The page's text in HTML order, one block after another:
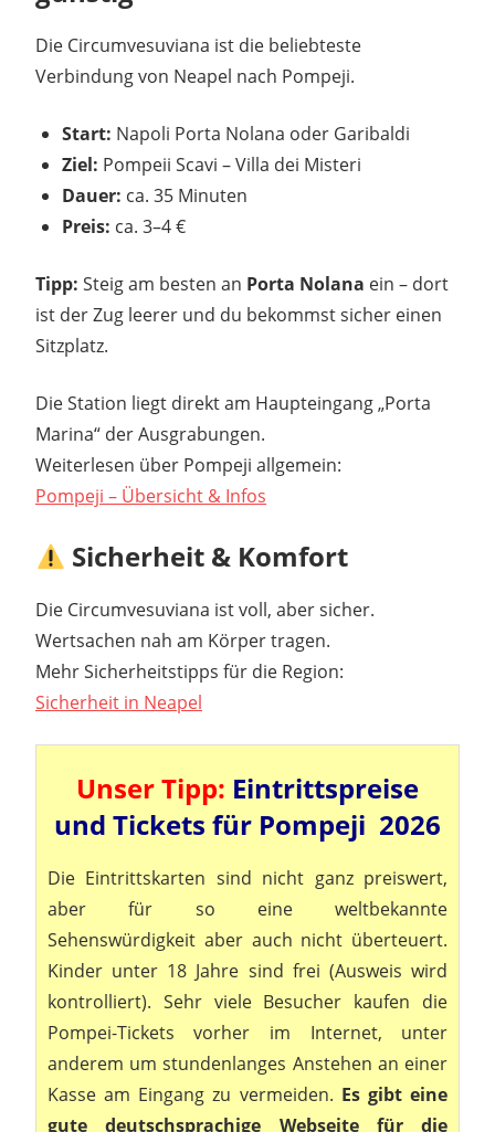
Die Circumvesuviana ist die beliebteste
Verbindung von Neapel nach Pompeji.
Start: Napoli Porta Nolana oder Garibaldi
Ziel: Pompeii Scavi – Villa dei Misteri
Dauer: ca. 35 Minuten
Preis: ca. 3–4 €
Tipp: Steig am besten an Porta Nolana ein – dort
ist der Zug leerer und du bekommst sicher einen
Sitzplatz.
Die Station liegt direkt am Haupteingang „Porta
Marina“ der Ausgrabungen.
Weiterlesen über Pompeji allgemein:
Pompeji – Übersicht & Infos
Sicherheit & Komfort
Die Circumvesuviana ist voll, aber sicher.
Wertsachen nah am Körper tragen.
Mehr Sicherheitstipps für die Region:
Sicherheit in Neapel
Unser Tipp: Eintrittspreise
und Tickets für Pompeji 2026
Die Eintrittskarten sind nicht ganz preiswert,
aber für so eine weltbekannte
Sehenswürdigkeit aber auch nicht überteuert.
Kinder unter 18 Jahre sind frei (Ausweis wird
kontrolliert). Sehr viele Besucher kaufen die
Pompei-Tickets vorher im Internet, unter
anderem um stundenlanges Anstehen an einer
Kasse am Eingang zu vermeiden. Es gibt eine
gute deutschsprachige Webseite für die